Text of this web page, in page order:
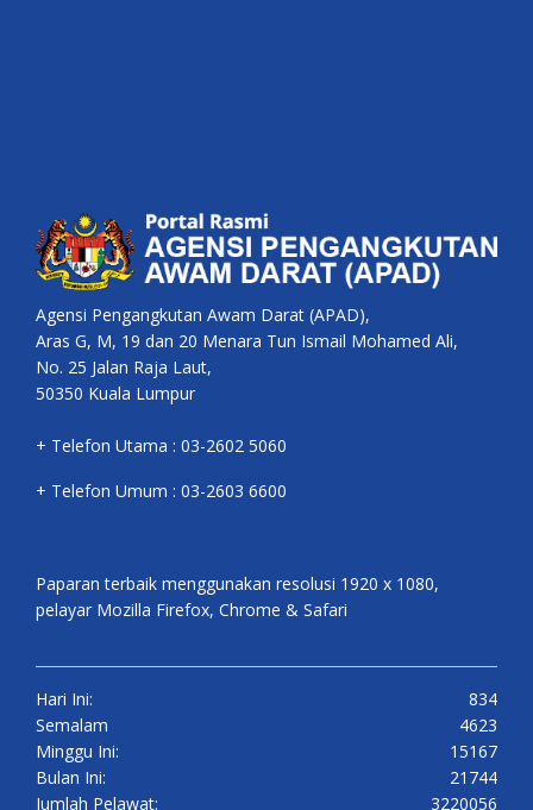
Agensi Pengangkutan Awam Darat (APAD),
Aras G, M, 19 dan 20 Menara Tun Ismail Mohamed Ali,
No. 25 Jalan Raja Laut,
50350 Kuala Lumpur
+ Telefon Utama : 03-2602 5060
+ Telefon Umum : 03-2603 6600
Paparan terbaik menggunakan resolusi 1920 x 1080,
pelayar Mozilla Firefox, Chrome & Safari
Hari Ini:
834
Semalam
4623
Minggu Ini:
15167
Bulan Ini:
21744
Jumlah Pelawat:
3220056